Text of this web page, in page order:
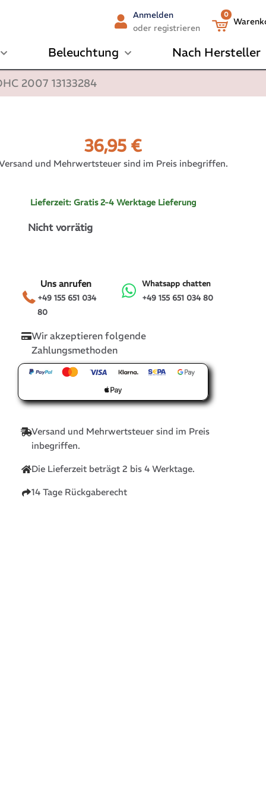
Anmelden
oder registrieren
0
Beleuchtung Nach Hersteller
2007 13133284
36,95€
und Mehrwertsteuer sind im Preis inbegriffen.
Lieferzeit:Gratis 2-4 Werktage Lieferung
Nicht vorrätig
+49 155 651 034
80
Uns anrufen
+49 155 651 034 80
Whatsapp chatten
Wir akzeptieren folgende
Zahlungsmethoden
Versand und Mehrwertsteuer sind im Preis
inbegriffen.
Die Lieferzeit beträgt 2 bis 4 Werktage.
14 Tage Rückgaberecht